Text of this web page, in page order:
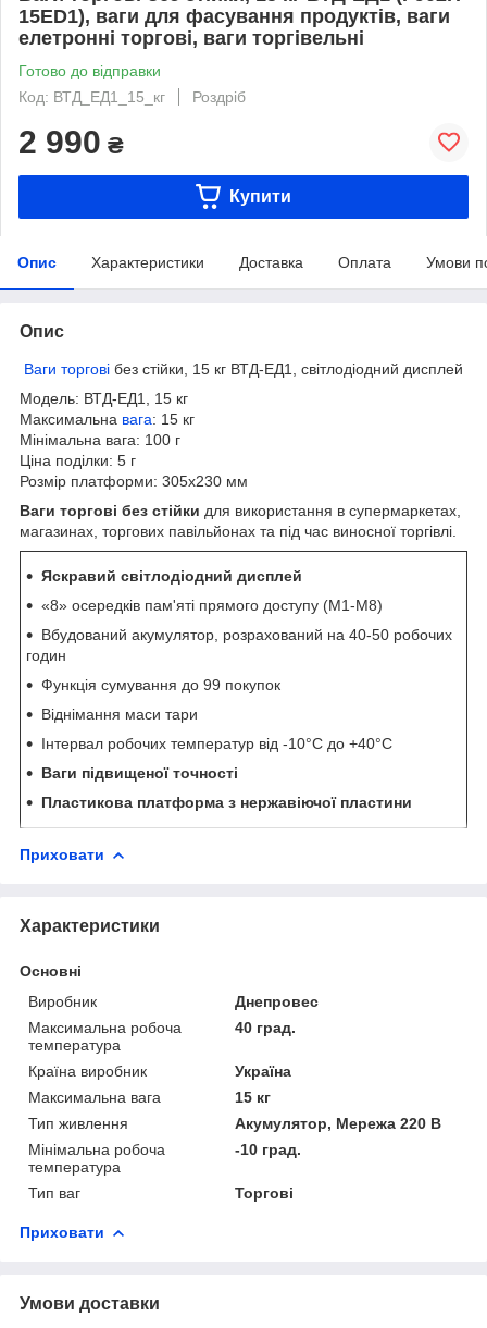
15ED1), ваги для фасування продуктів, ваги
елетронні торгові, ваги торгівельні
Готово до відправки
Код: ВТД_ЕД1_15_кг
Роздріб
2 990 ₴
Купити
Опис Характеристики Доставка Оплата Умови
Опис
Ваги торгові без стійки, 15 кг ВТД-ЕД1, світлодіодний дисплей
Модель: ВТД-ЕД1, 15 кг
Максимальна вага: 15 кг
Мінімальна вага: 100 г
Ціна поділки: 5 г
Розмір платформи: 305х230 мм
Ваги торгові без стійки для використання в супермаркетах,
магазинах, торгових павільйонах та під час виносної торгівлі.
Яскравий світлодіодний дисплей
«8» осередків пам'яті прямого доступу (М1-М8)
Вбудований акумулятор, розрахований на 40-50 робочих
годин
Функція сумування до 99 покупок
Віднімання маси тари
Інтервал робочих температур від -10°C до +40°C
Ваги підвищеної точності
Пластикова платформа з нержавіючої пластини
Приховати
Характеристики
Основні
Виробник
Днепровес
Максимальна робоча
температура
40 град.
Країна виробник
Україна
Максимальна вага
15 кг
Тип живлення
Акумулятор, Мережа 220 В
Мінімальна робоча
температура
-10 град.
Тип ваг Торгові
Приховати
Умови доставки